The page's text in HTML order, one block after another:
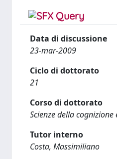
Data di discussione
23-mar-2009
Ciclo di dottorato
21
Corso di dottorato
Scienze della
Tutor interno
Costa, Massimiliano